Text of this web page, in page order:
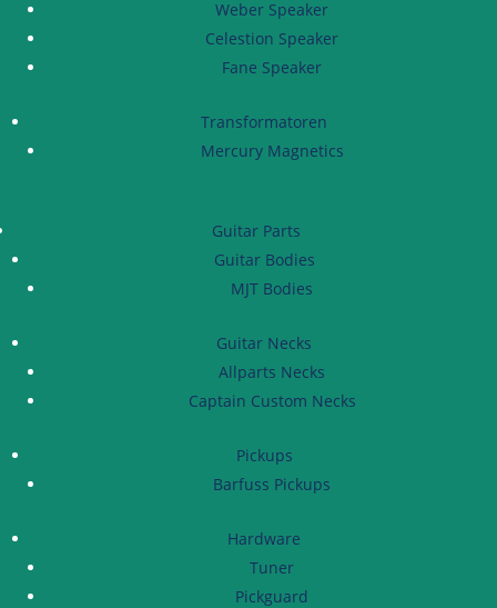
Weber Speaker
Celestion Speaker
Fane Speaker
Transformatoren
Mercury Magnetics
Guitar Parts
Guitar Bodies
MJT Bodies
Guitar Necks
Allparts Necks
Captain Custom Necks
Pickups
Barfuss Pickups
Hardware
Tuner
Pickguard